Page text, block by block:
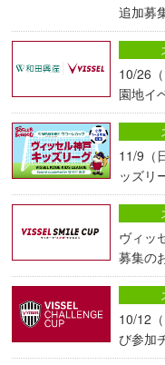
追加募
10/26
園地イ
11/9（
ッズリ
ヴィッ
募集の
10/12
び参加